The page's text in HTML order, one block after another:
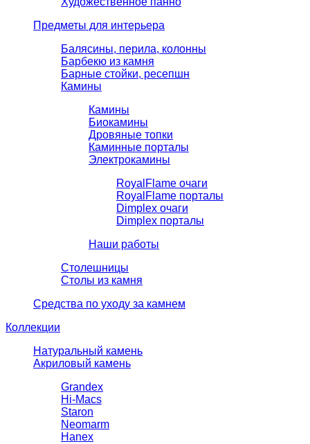
Предметы для интерьера
Балясины, перила, колонны
Барбекю из камня
Барные стойки, ресепшн
Камины
Камины
Биокамины
Дровяные топки
Каминные порталы
Электрокамины
RoyalFlame очаги
RoyalFlame порталы
Dimplex очаги
Dimplex порталы
Наши работы
Столешницы
Столы из камня
Средства по уходу за камнем
Коллекции
Натуральный камень
Акриловый камень
Grandex
Hi-Macs
Staron
Neomarm
Hanex